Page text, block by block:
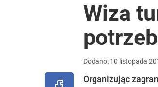
Prawdziwa wartośćWiza
Dodano: 10 listopada
Organizując